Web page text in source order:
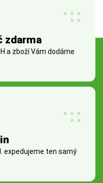
zdarma
a zboží Vám dodáme
expedujeme ten samý